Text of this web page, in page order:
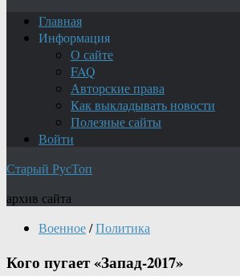
Главная
Информация
О сайте
FAQ
Авторские права
Как выкладывать новости
Полезные сайты
Войти
Старый РусТоп
архив сайта
Военное/Политика
Кого пугает «Запад-2017»